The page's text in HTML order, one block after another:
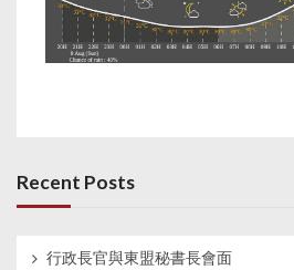
Recent Posts
行政長官與東盟秘書長會面